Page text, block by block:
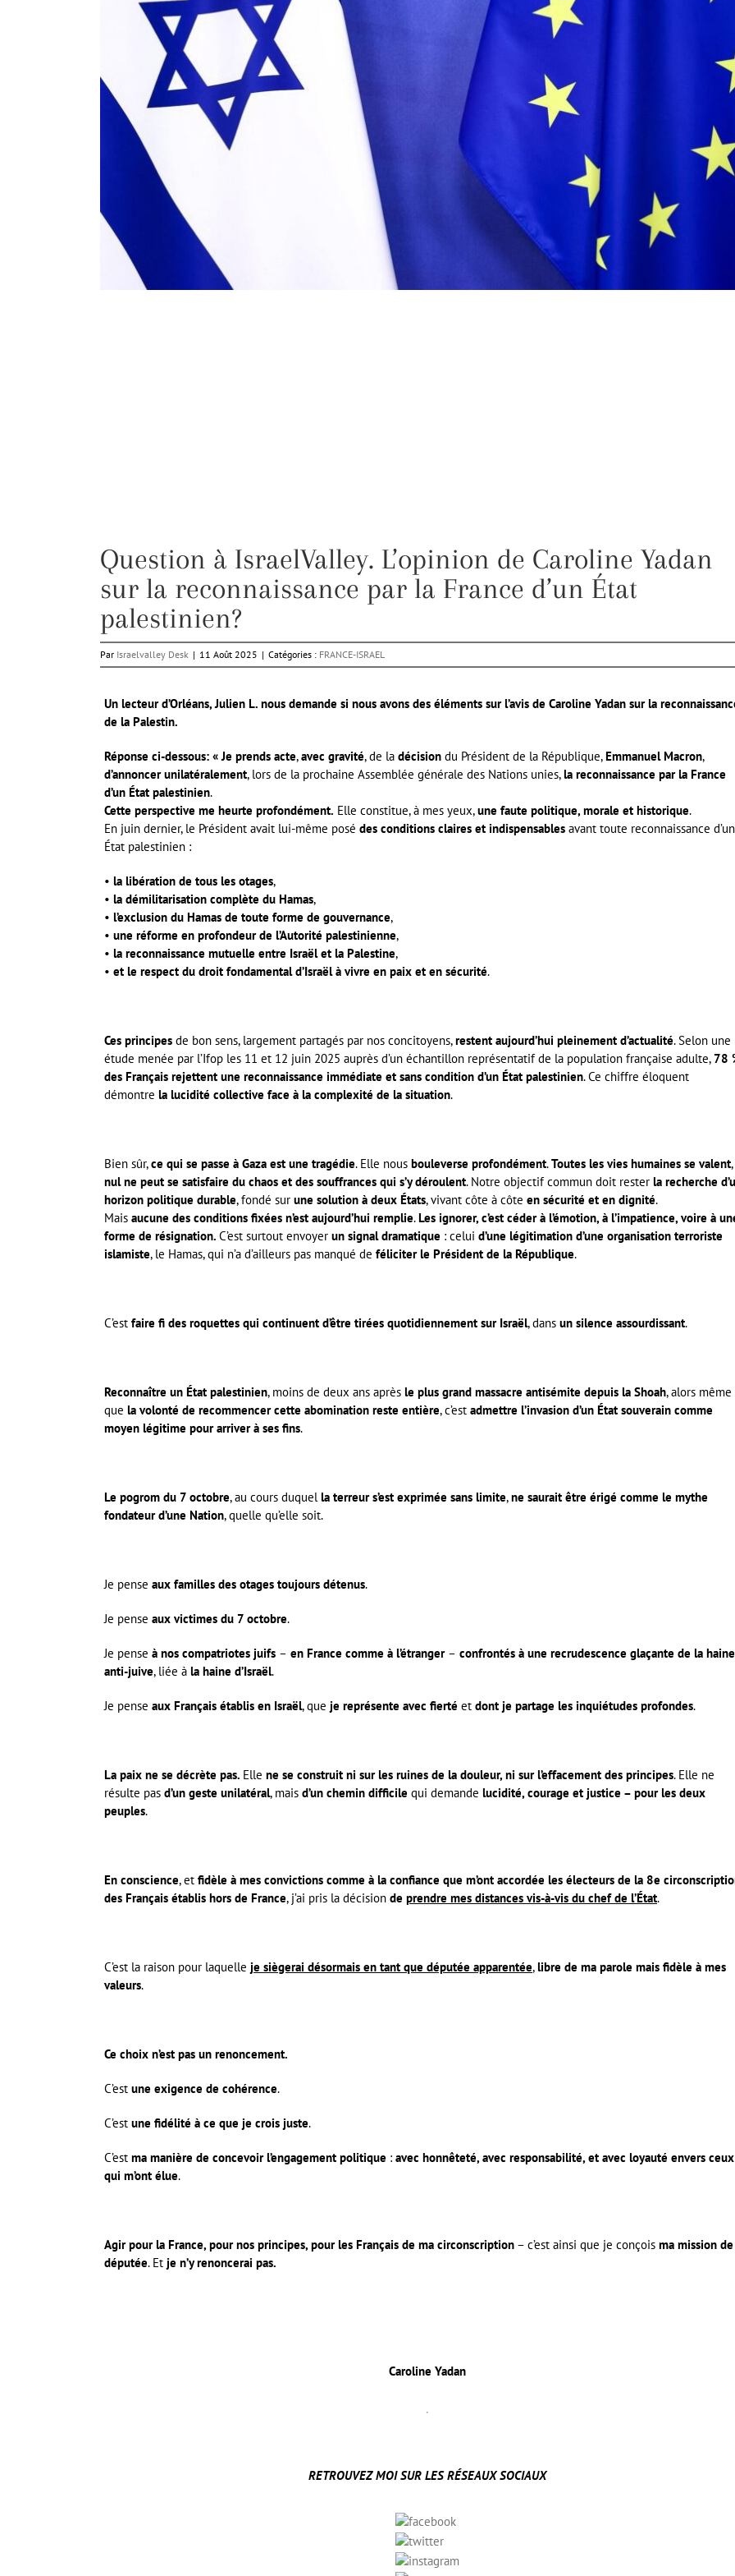
Question à IsraelValley. L’opinion de Caroline Yadan
sur la reconnaissance par la France d’un État
palestinien?
Par Israelvalley Desk | 11 Août 2025 | Catégories : FRANCE-ISRAEL
Un lecteur d’Orléans, Julien L. nous demande si nous avons des éléments sur l’avis de Caroline Yadan sur la
de la Palestin.
Réponse ci-dessous: « Je prends acte,avec gravité, de la décision du Président de la République,Emmanuel Macron,
d’annoncer unilatéralement, lors de la prochaine Assemblée générale des Nations unies, la reconnaissance par la France
d’un État palestinien.
Cette perspective me heurte profondément. Elle constitue, à mes yeux,une faute politique, morale et historique.
En juin dernier, le Président avait lui-même posé des conditions claires et indispensables avant toute reconnaissance d’un
État palestinien :
• la libération de tous les otages,
• la démilitarisation complète du Hamas,
• l’exclusion du Hamas de toute forme de gouvernance,
• une réforme en profondeur de l’Autorité palestinienne,
• la reconnaissance mutuelle entre Israël et la Palestine,
• et le respect du droit fondamental d’Israël à vivre en paix et en sécurité.
Ces principes de bon sens, largement partagés par nos concitoyens,restent aujourd’hui pleinement d’actualité. Selon une
étude menée par l’Ifop les 11 et 12 juin 2025 auprès d’un échantillon représentatif de la population française adulte,78
des Français rejettent une reconnaissance immédiate et sans condition d’un État palestinien. Ce chiffre éloquent
démontre la lucidité collective face à la complexité de la situation.
Bien sûr,ce qui se passe à Gaza est une tragédie. Elle nous bouleverse profondément.Toutes les vies humaines se valent
nul ne peut se satisfaire du chaos et des souffrances qui s’y déroulent. Notre objectif commun doit rester la recherche
horizon politique durable, fondé sur une solution à deux États, vivant côte à côte en sécurité et en dignité.
Mais aucune des conditions fixées n’est aujourd’hui remplie.Les ignorer, c’est céder à l’émotion, à l’impatience, voire à
forme de résignation. C’est surtout envoyer un signal dramatique : celui d’une légitimation d’une organisation terroriste
islamiste, le Hamas, qui n’a d’ailleurs pas manqué de féliciter le Président de la République.
C’est faire fi des roquettes qui continuent d’être tirées quotidiennement sur Israël, dans un silence assourdissant.
Reconnaître un État palestinien, moins de deux ans après le plus grand massacre antisémite depuis la Shoah, alors même
que la volonté de recommencer cette abomination reste entière, c’est admettre l’invasion d’un État souverain comme
moyen légitime pour arriver à ses fins.
Le pogrom du 7 octobre, au cours duquel la terreur s’est exprimée sans limite,ne saurait être érigé comme le mythe
fondateur d’une Nation, quelle qu’elle soit.
Je pense aux familles des otages toujours détenus.
Je pense aux victimes du 7 octobre.
Je pense à nos compatriotes juifs – en France comme à l’étranger – confrontés à une recrudescence glaçante de la haine
anti-juive, liée à la haine d’Israël.
Je pense aux Français établis en Israël, que je représente avec fierté et dont je partage les inquiétudes profondes.
La paix ne se décrète pas. Elle ne se construit ni sur les ruines de la douleur, ni sur l’effacement des principes. Elle ne
résulte pas d’un geste unilatéral, mais d’un chemin difficile qui demande lucidité, courage et justice – pour les deux
peuples.
En conscience, et fidèle à mes convictions comme à la confiance que m’ont accordée les électeurs de la 8e
des Français établis hors de France, j’ai pris la décision de prendre mes distances vis-à-vis du chef de l’État.
C’est la raison pour laquelle je siègerai désormais en tant que députée apparentée, libre de ma parole mais fidèle à mes
valeurs.
Ce choix n’est pas un renoncement.
C’est une exigence de cohérence.
C’est une fidélité à ce que je crois juste.
C’est ma manière de concevoir l’engagement politique : avec honnêteté, avec responsabilité, et avec loyauté envers ceux
qui m’ont élue.
Agir pour la France, pour nos principes, pour les Français de ma circonscription – c’est ainsi que je conçois ma mission de
députée. Et je n’y renoncerai pas.
Caroline Yadan
RETROUVEZ MOI SUR LES RÉSEAUX SOCIAUX